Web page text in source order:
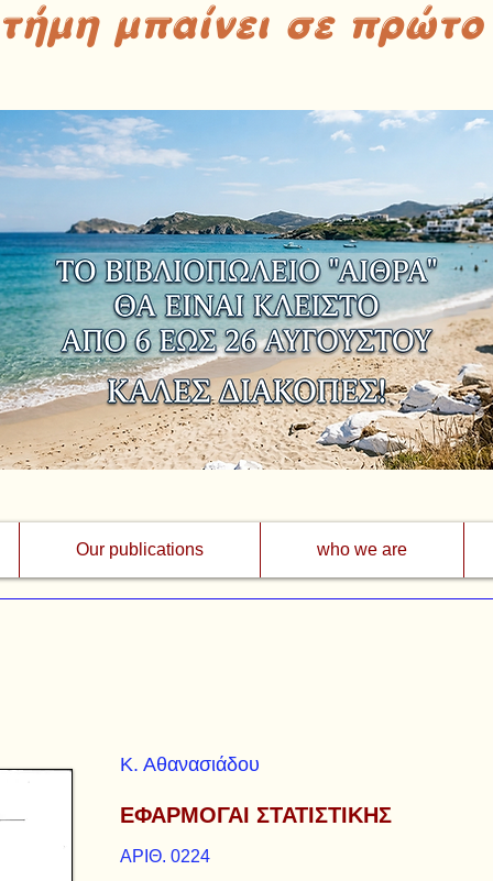
μπαίνει σε
Our publications who we are
Κ. Αθανασιάδου
ΕΦΑΡΜΟΓΑΙ ΣΤΑΤΙΣΤΙΚΗΣ
ΑΡΙΘ. 0224